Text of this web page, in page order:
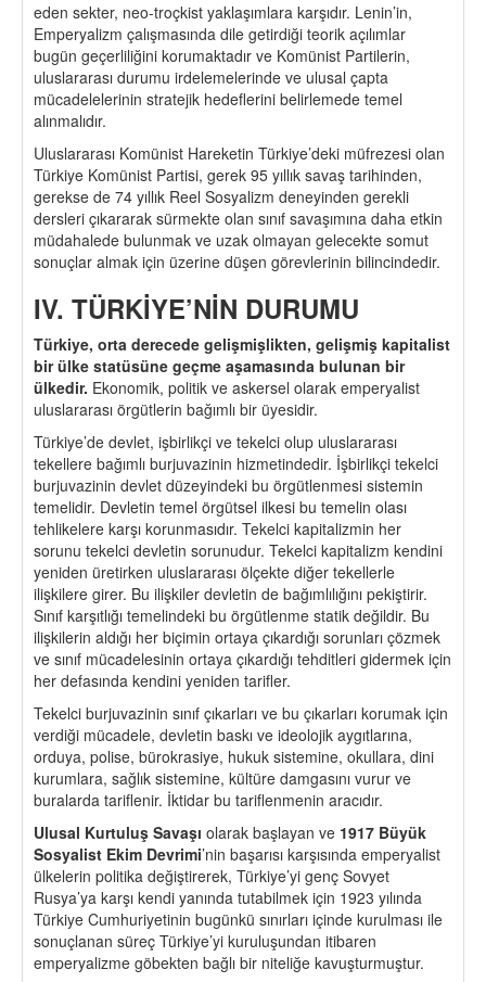
eden sekter, neo-troçkist yaklaşımlara karşıdır. Lenin’in,
Emperyalizm çalışmasında dile getirdiği teorik açılımlar
bugün geçerliliğini korumaktadır ve Komünist Partilerin,
uluslararası durumu irdelemelerinde ve ulusal çapta
mücadelelerinin stratejik hedeflerini belirlemede temel
alınmalıdır.
Uluslararası Komünist Hareketin Türkiye’deki müfrezesi olan
Türkiye Komünist Partisi, gerek 95 yıllık savaş tarihinden,
gerekse de 74 yıllık Reel Sosyalizm deneyinden gerekli
dersleri çıkararak sürmekte olan sınıf savaşımına daha etkin
müdahalede bulunmak ve uzak olmayan gelecekte somut
sonuçlar almak için üzerine düşen görevlerinin bilincindedir.
IV. TÜRKİYE’NİN DURUMU
Türkiye, orta derecede gelişmişlikten, gelişmiş kapitalist
bir ülke statüsüne geçme aşamasında bulunan bir
ülkedir. Ekonomik, politik ve askersel olarak emperyalist
uluslararası örgütlerin bağımlı bir üyesidir.
Türkiye’de devlet, işbirlikçi ve tekelci olup uluslararası
tekellere bağımlı burjuvazinin hizmetindedir. İşbirlikçi tekelci
burjuvazinin devlet düzeyindeki bu örgütlenmesi sistemin
temelidir. Devletin temel örgütsel ilkesi bu temelin olası
tehlikelere karşı korunmasıdır. Tekelci kapitalizmin her
sorunu tekelci devletin sorunudur. Tekelci kapitalizm kendini
yeniden üretirken uluslararası ölçekte diğer tekellerle
ilişkilere girer. Bu ilişkiler devletin de bağımlılığını pekiştirir.
Sınıf karşıtlığı temelindeki bu örgütlenme statik değildir. Bu
ilişkilerin aldığı her biçimin ortaya çıkardığı sorunları çözmek
ve sınıf mücadelesinin ortaya çıkardığı tehditleri gidermek için
her defasında kendini yeniden tarifler.
Tekelci burjuvazinin sınıf çıkarları ve bu çıkarları korumak için
verdiği mücadele, devletin baskı ve ideolojik aygıtlarına,
orduya, polise, bürokrasiye, hukuk sistemine, okullara, dini
kurumlara, sağlık sistemine, kültüre damgasını vurur ve
buralarda tariflenir. İktidar bu tariflenmenin aracıdır.
Ulusal Kurtuluş Savaşı olarak başlayan ve 1917 Büyük
Sosyalist Ekim Devrimi’nin başarısı karşısında emperyalist
ülkelerin politika değiştirerek, Türkiye’yi genç Sovyet
Rusya’ya karşı kendi yanında tutabilmek için 1923 yılında
Türkiye Cumhuriyetinin bugünkü sınırları içinde kurulması ile
sonuçlanan süreç Türkiye’yi kuruluşundan itibaren
emperyalizme göbekten bağlı bir niteliğe kavuşturmuştur.